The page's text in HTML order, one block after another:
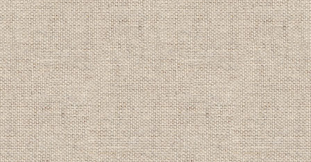
ライセンス取得コース大幅割引
アドバンス取得コース大幅割引
期間：2018年10月1日～12月31日
----------------------------------------
【2018/5/16】
●夏キャンペーン
ケラマ域(チービシ諸島)
半日ダイビング 格安プラン
●夏割キャンペーン
家族割 団体割 学生割 1,000円OFF
詳細はキャンペーン情報をクリック！
期間：2018年7月1日～9月30日